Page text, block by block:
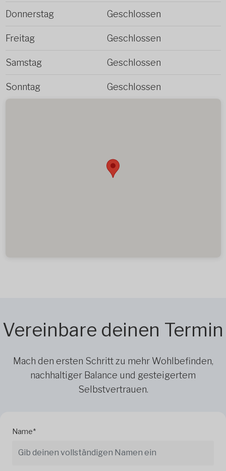
Donnerstag Geschlossen
Freitag Geschlossen
Samstag Geschlossen
Sonntag Geschlossen
Vereinbare deinen Termin
Mach den ersten Schritt zu mehr Wohlbefinden,
nachhaltiger Balance und gesteigertem
Selbstvertrauen.
Name*